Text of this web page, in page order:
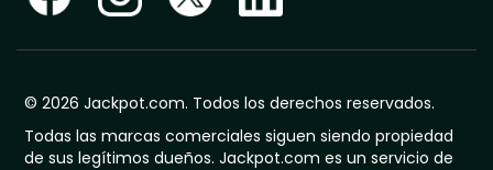
© 2026 Jackpot.com. Todos los derechos reservados.
Todas las marcas comerciales siguen siendo propiedad
de sus legítimos dueños. Jackpot.com es un servicio de